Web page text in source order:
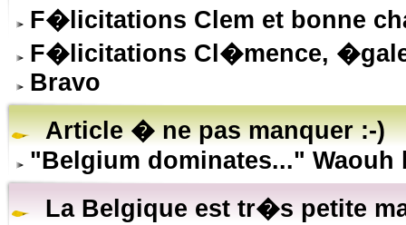
F�licitations Clem et bonne
F�licitations Cl�mence,
Bravo
Article � ne pas manquer :-)
"Belgium dominates..." Waouh
La Belgique est tr�s petite